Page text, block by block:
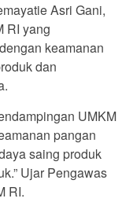
Asri Gani,
RI yang
keamanan
dan
UMKM
pangan
saing produk
Ujar Pengawas
RI.